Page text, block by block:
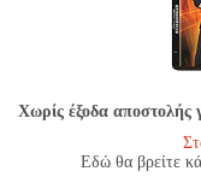
Χωρίς έξοδα αποστολής
Εδώ θα βρείτε